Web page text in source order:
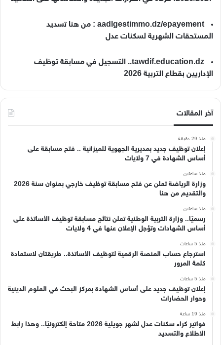
aadlgestimmo.dz/epayement : من هنا تسديد
المستحقات الشهرية لسكنات عدل
tawdif.education.dz.. التسجيل في مسابقة توظيف
الإداريين بقطاع التربية 2026
آخر المقالات
منذ 29 دقيقة
إعلان توظيف جديد بمديرية الجهوية للميزانية .. فتح مسابقة على
أساس الشهادة في 7 ولايات
منذ ساعتين
وزارة الرياضة تعلن عن فتح مسابقة توظيف خارجي بعنوان سنة 2026
والتقديم من هنا
منذ ساعتين
رسميًا.. وزارة التربية الوطنية تعلن نتائج مسابقة توظيف الأساتذة على
أساس الشهادات وتؤجل الإعلان عنها في 4 ولايات
منذ 5 ساعات
استرجاع حساب المنصة الرقمية لتوظيف الأساتذة.. طريقتان لاستعادة
كلمة المرور
منذ 5 ساعات
إعلان توظيف جديد على أساس الشهادة بمركز البحث في العلوم الدينية
وحوار الحضارات
منذ 19 ساعة
فواتير كراء سكنات عدل لشهر جويلية 2026 متاحة إلكترونيًا.. وهذا رابط
الاطلاع والتسديد